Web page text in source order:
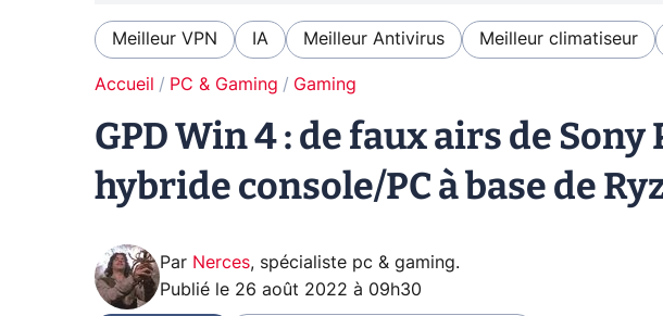
Meilleur VPN IA Meilleur Antivirus Meilleur climatiseur
Accueil PC & Gaming Gaming
GPD Win 4 : de faux airs de
hybride console/PC à base de
Par Nerces, spécialiste pc & gaming.
Publié le 26 août 2022 à 09h30